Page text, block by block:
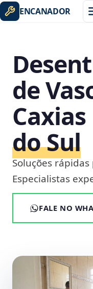
ENCANADOR
de
Caxias
do Sul
Soluções
Especialistas
FALE NO